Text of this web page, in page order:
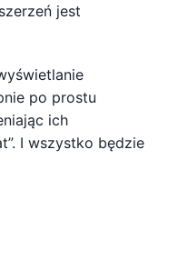
jest
po prostu
ich
I wszystko będzie